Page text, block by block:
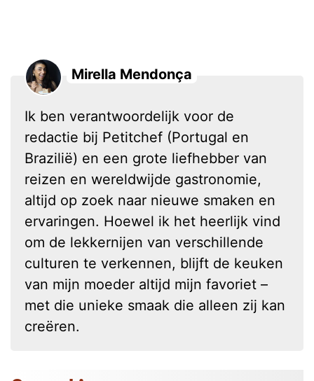
Mirella Mendonça
Ik ben verantwoordelijk voor de
redactie bij Petitchef (Portugal en
Brazilië) en een grote liefhebber van
reizen en wereldwijde gastronomie,
altijd op zoek naar nieuwe smaken en
ervaringen. Hoewel ik het heerlijk vind
om de lekkernijen van verschillende
culturen te verkennen, blijft de keuken
van mijn moeder altijd mijn favoriet –
met die unieke smaak die alleen zij kan
creëren.